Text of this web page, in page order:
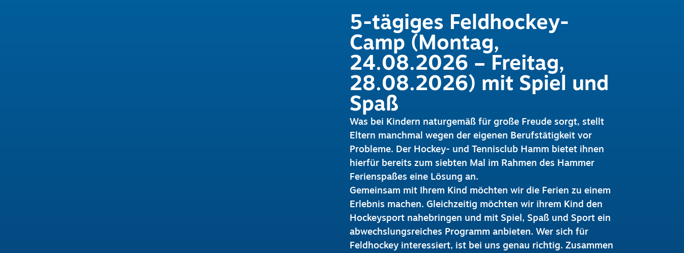
5-tägiges Feldhockey-
Camp (Montag,
24.08.2026 – Freitag,
28.08.2026) mit Spiel und
Spaß
Was bei Kindern naturgemäß für große Freude sorgt, stellt
Eltern manchmal wegen der eigenen Berufstätigkeit vor
Probleme. Der Hockey- und Tennisclub Hamm bietet ihnen
hierfür bereits zum siebten Mal im Rahmen des Hammer
Ferienspaßes eine Lösung an.
Gemeinsam mit Ihrem Kind möchten wir die Ferien zu einem
Erlebnis machen. Gleichzeitig möchten wir ihrem Kind den
Hockeysport nahebringen und mit Spiel, Spaß und Sport ein
abwechslungsreiches Programm anbieten. Wer sich für
Feldhockey interessiert, ist bei uns genau richtig. Zusammen